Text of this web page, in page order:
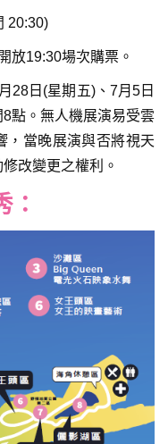
20:30)
放19:30場次購票。
28日(星期五)、7月5日
點。無人機展演易受雲
，當晚展演與否將視天
改變更之權利。
：